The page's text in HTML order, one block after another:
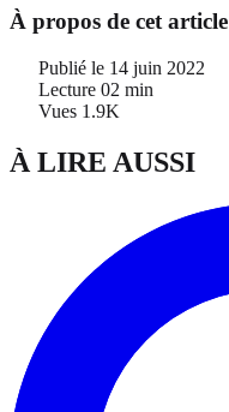
À propos de cet article
Publié le 14 juin 2022
Lecture 02 min
Vues 1.9K
À LIRE AUSSI